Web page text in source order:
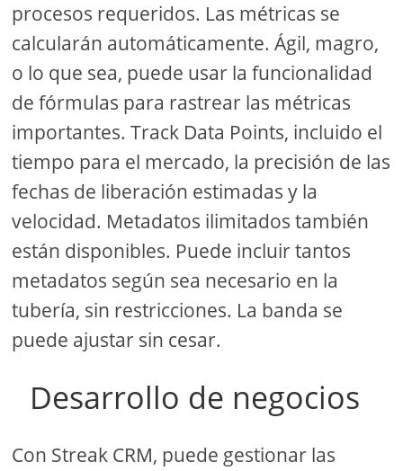
procesos requeridos. Las métricas se
calcularán automáticamente. Ágil, magro,
o lo que sea, puede usar la funcionalidad
de fórmulas para rastrear las métricas
importantes. Track Data Points, incluido el
tiempo para el mercado, la precisión de las
fechas de liberación estimadas y la
velocidad. Metadatos ilimitados también
están disponibles. Puede incluir tantos
metadatos según sea necesario en la
tubería, sin restricciones. La banda se
puede ajustar sin cesar.
Desarrollo de negocios
Con Streak CRM, puede gestionar las